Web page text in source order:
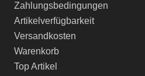
Zahlungsbedingungen
Artikelverfügbarkeit
Versandkosten
Warenkorb
Top Artikel